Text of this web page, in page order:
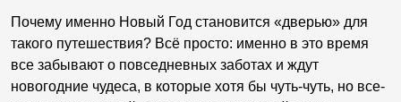
Почему именно Новый Год становится «дверью» для
такого путешествия? Всё просто: именно в это время
все забывают о повседневных заботах и ждут
новогодние чудеса, в которые хотя бы чуть-чуть, но все-